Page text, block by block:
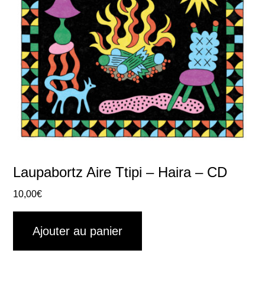
Laupabortz Aire Ttipi – Haira – CD
10,00€
Ajouter au panier